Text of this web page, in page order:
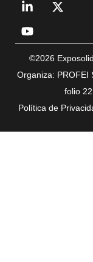
©2026
Organiza: PROFEI
folio
Política de